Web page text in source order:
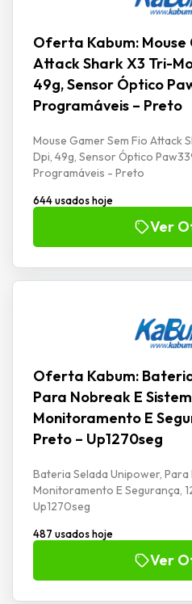
Oferta Kabum: Mouse
Attack Shark X3 Tri-
49g, Sensor Óptico
Programáveis – Preto
Mouse Gamer Sem Fio Attack
Dpi, 49g, Sensor Óptico
Programáveis - Preto
644 usados hoje
Ver
Oferta Kabum:
Para Nobreak E
Monitoramento E
Preto – Up1270seg
Bateria Selada Unipower, Para
Monitoramento E Segurança,
Up1270seg
487 usados hoje
Ver